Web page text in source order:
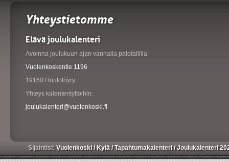
Yhteystietomme
Elävä joulukalenteri
Avoinna joulukuun ajan vanhalla palotallilla
Vuolenkoskentie 1196
19160 Huutotöyry
Yhteys kalenterityttöihin:
joulukalenteri@vuolenkoski.fi
Sijaintisi:Vuolenkoski/ Kylä/Tapahtumakalenteri/Joulukalenteri